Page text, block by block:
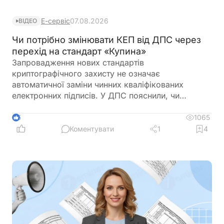
ВІДЕО Е-сервіс07.08.2026
Чи потрібно змінювати КЕП від ДПС через
перехід на стандарт «Купина»
Запровадження нових стандартів
криптографічного захисту не означає
автоматичної заміни чинних кваліфікованих
електронних підписів. У ДПС пояснили, чи
ДПС, після переходу на новий стандарт «Купина»
та чи потрібно користувачам отримувати нові
5
1065
Коментувати
1 4